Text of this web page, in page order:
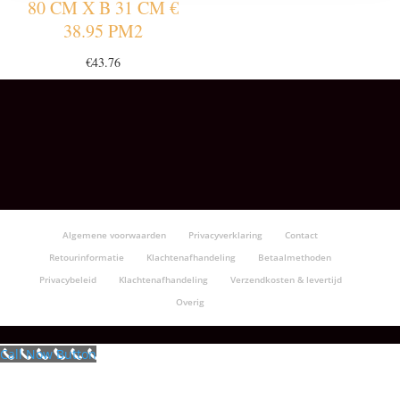
80 CM X B 31 CM €
38.95 PM2
€43.76
Algemene voorwaarden Privacyverklaring
Contact
Retourinformatie
Klachtenafhandeling
Betaalmethoden
Privacybeleid
Klachtenafhandeling
Verzendkosten & levertijd
Overig
Call Now Button